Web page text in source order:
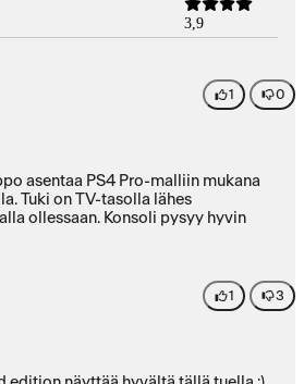
3,9
1 0
asentaa PS4 Pro-malliin mukana
Tuki on TV-tasolla lähes
ollessaan. Konsoli pysyy hyvin
1 3